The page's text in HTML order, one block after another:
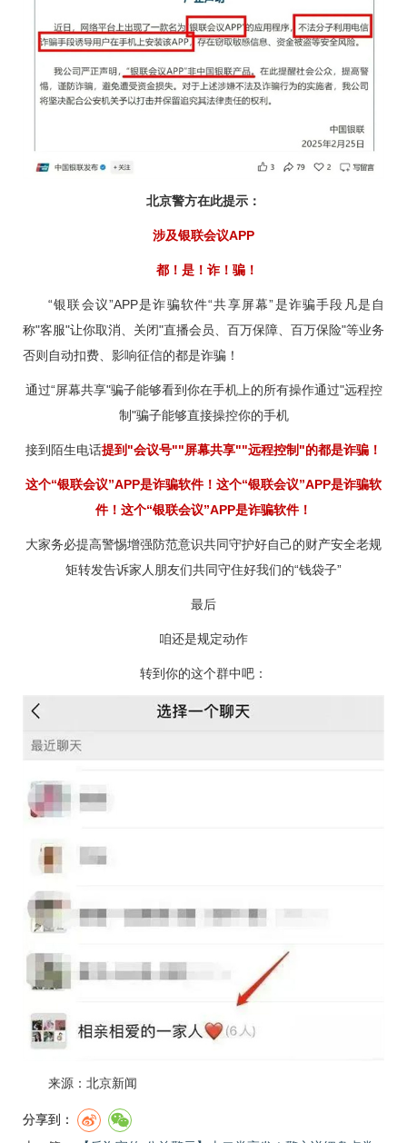
北京警方在此提示：
涉及银联会议APP
都！是！诈！骗！
“银联会议”APP是诈骗软件“共享屏幕”是诈骗手段凡是自
称"客服"让你取消、关闭"直播会员、百万保障、百万保险"等业务
否则自动扣费、影响征信的都是诈骗！
通过“屏幕共享"骗子能够看到你在手机上的所有操作通过"远程控
制"骗子能够直接操控你的手机
接到陌生电话提到"会议号""屏幕共享""远程控制"的都是诈骗！
这个“银联会议”APP是诈骗软件！这个“银联会议”APP是诈骗软
件！这个“银联会议”APP是诈骗软件！
大家务必提高警惕增强防范意识共同守护好自己的财产安全老规
矩转发告诉家人朋友们共同守住好我们的“钱袋子”
最后
咱还是规定动作
转到你的这个群中吧：
来源：北京新闻
分享到：